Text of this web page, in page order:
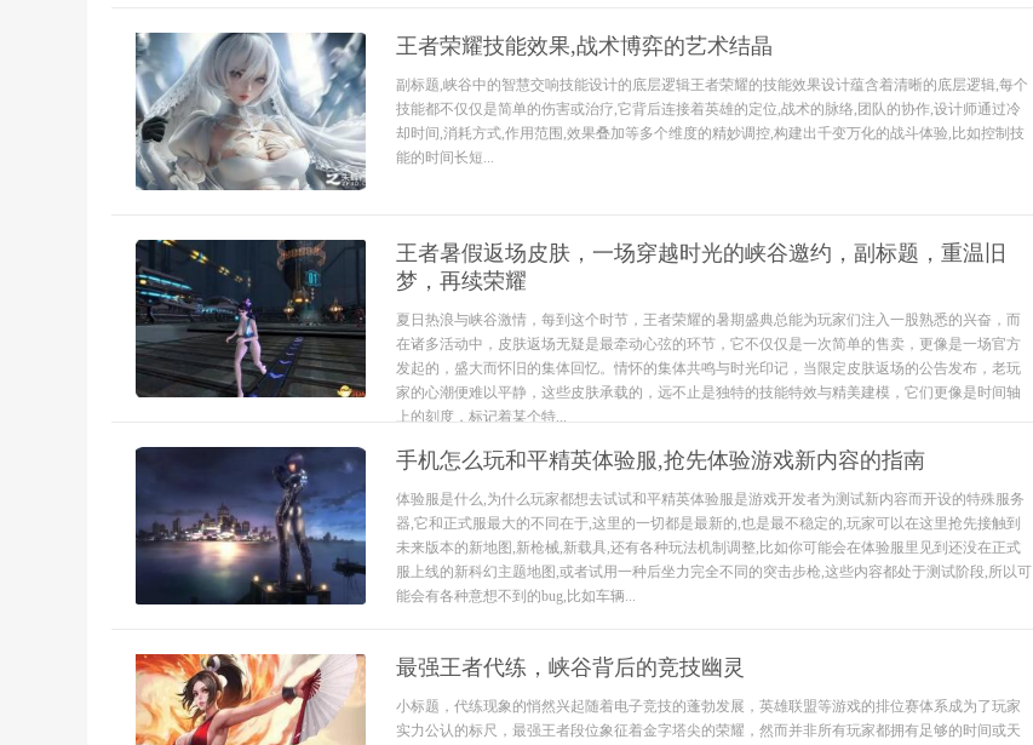
王者荣耀技能效果,战术博弈的艺术结晶
副标题,峡谷中的智慧交响技能设计的底层逻辑王者荣耀的技能效果设计蕴含着清晰的底层逻辑,每个
技能都不仅仅是简单的伤害或治疗,它背后连接着英雄的定位,战术的脉络,团队的协作,设计师通过冷
却时间,消耗方式,作用范围,效果叠加等多个维度的精妙调控,构建出千变万化的战斗体验,比如控制技
能的时间长短...
王者暑假返场皮肤，一场穿越时光的峡谷邀约，副标题，重温旧
梦，再续荣耀
夏日热浪与峡谷激情，每到这个时节，王者荣耀的暑期盛典总能为玩家们注入一股熟悉的兴奋，而
在诸多活动中，皮肤返场无疑是最牵动心弦的环节，它不仅仅是一次简单的售卖，更像是一场官方
发起的，盛大而怀旧的集体回忆。情怀的集体共鸣与时光印记，当限定皮肤返场的公告发布，老玩
家的心潮便难以平静，这些皮肤承载的，远不止是独特的技能特效与精美建模，它们更像是时间轴
上的刻度，标记着某个特...
手机怎么玩和平精英体验服,抢先体验游戏新内容的指南
体验服是什么,为什么玩家都想去试试和平精英体验服是游戏开发者为测试新内容而开设的特殊服务
器,它和正式服最大的不同在于,这里的一切都是最新的,也是最不稳定的,玩家可以在这里抢先接触到
未来版本的新地图,新枪械,新载具,还有各种玩法机制调整,比如你可能会在体验服里见到还没在正式
服上线的新科幻主题地图,或者试用一种后坐力完全不同的突击步枪,这些内容都处于测试阶段,所以可
能会有各种意想不到的bug,比如车辆...
最强王者代练，峡谷背后的竞技幽灵
小标题，代练现象的悄然兴起随着电子竞技的蓬勃发展，英雄联盟等游戏的排位赛体系成为了玩家
实力公认的标尺，最强王者段位象征着金字塔尖的荣耀，然而并非所有玩家都拥有足够的时间或天